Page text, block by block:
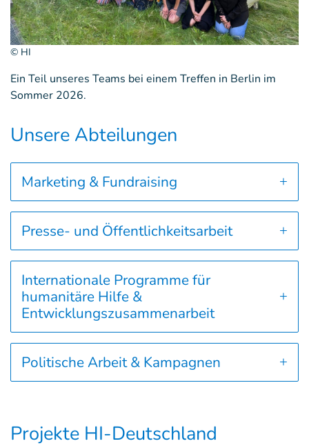
© HI
Ein Teil unseres Teams bei einem Treffen in Berlin im
Sommer 2026.
Unsere Abteilungen
Marketing & Fundraising
Presse- und Öffentlichkeitsarbeit
Internationale Programme für
humanitäre Hilfe &
Entwicklungszusammenarbeit
Politische Arbeit & Kampagnen
Projekte HI-Deutschland